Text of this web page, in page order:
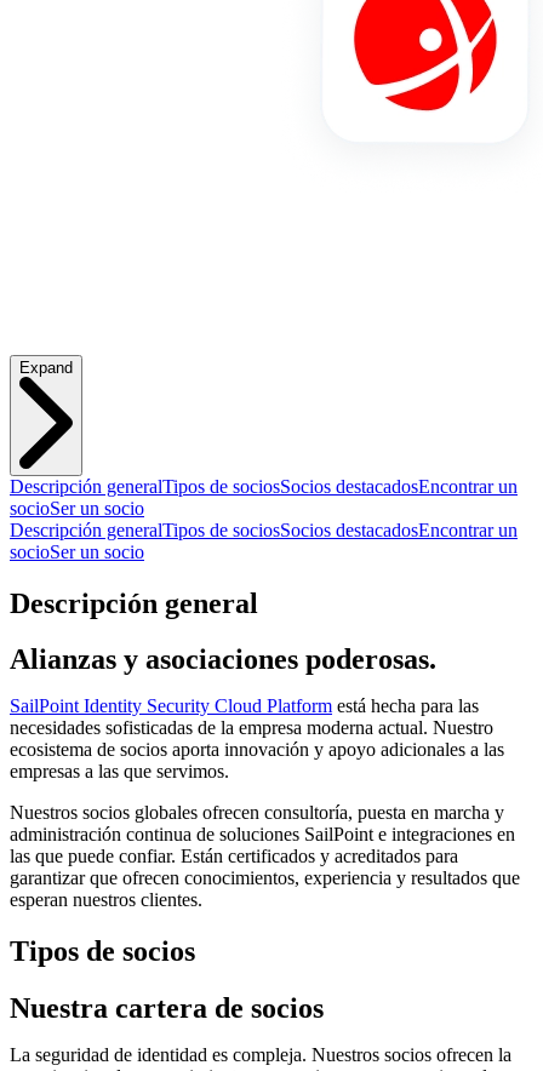
Expand
Descripción generalTipos de sociosSocios destacadosEncontrar un
socioSer un socio
Descripción generalTipos de sociosSocios destacadosEncontrar un
socioSer un socio
Descripción general
Alianzas y asociaciones poderosas.
SailPoint Identity Security Cloud Platform está hecha para las
necesidades sofisticadas de la empresa moderna actual. Nuestro
ecosistema de socios aporta innovación y apoyo adicionales a las
empresas a las que servimos.
Nuestros socios globales ofrecen consultoría, puesta en marcha y
administración continua de soluciones SailPoint e integraciones en
las que puede confiar. Están certificados y acreditados para
garantizar que ofrecen conocimientos, experiencia y resultados que
esperan nuestros clientes.
Tipos de socios
Nuestra cartera de socios
La seguridad de identidad es compleja. Nuestros socios ofrecen la